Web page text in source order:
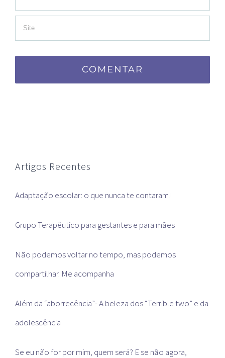
Artigos Recentes
Adaptação escolar: o que nunca te contaram!
Grupo Terapêutico para gestantes e para mães
Não podemos voltar no tempo, mas podemos
compartilhar. Me acompanha
Além da “aborrecência”- A beleza dos “Terrible two” e da
adolescência
Se eu não for por mim, quem será? E se não agora,